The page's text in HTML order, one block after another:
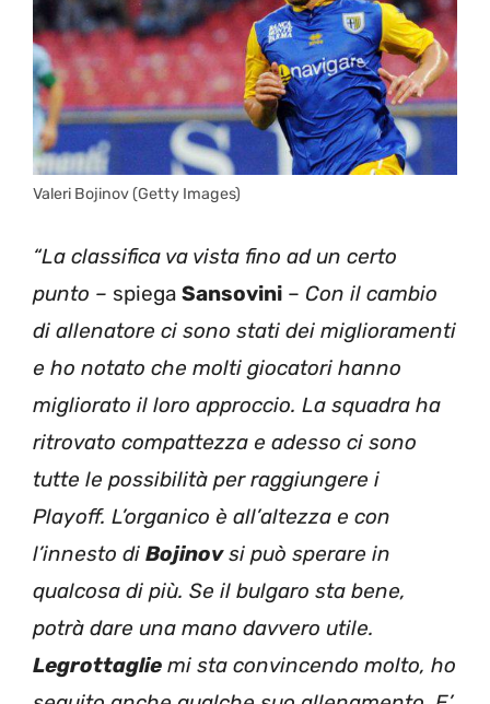
Valeri Bojinov (Getty Images)
“La classifica va vista fino ad un certo
punto – spiega Sansovini – Con il cambio
di allenatore ci sono stati dei miglioramenti
e ho notato che molti giocatori hanno
migliorato il loro approccio. La squadra ha
ritrovato compattezza e adesso ci sono
tutte le possibilità per raggiungere i
Playoff. L’organico è all’altezza e con
l’innesto di Bojinovsi può sperare in
qualcosa di più. Se il bulgaro sta bene,
potrà dare una mano davvero utile.
Legrottaglie mi sta convincendo molto, ho